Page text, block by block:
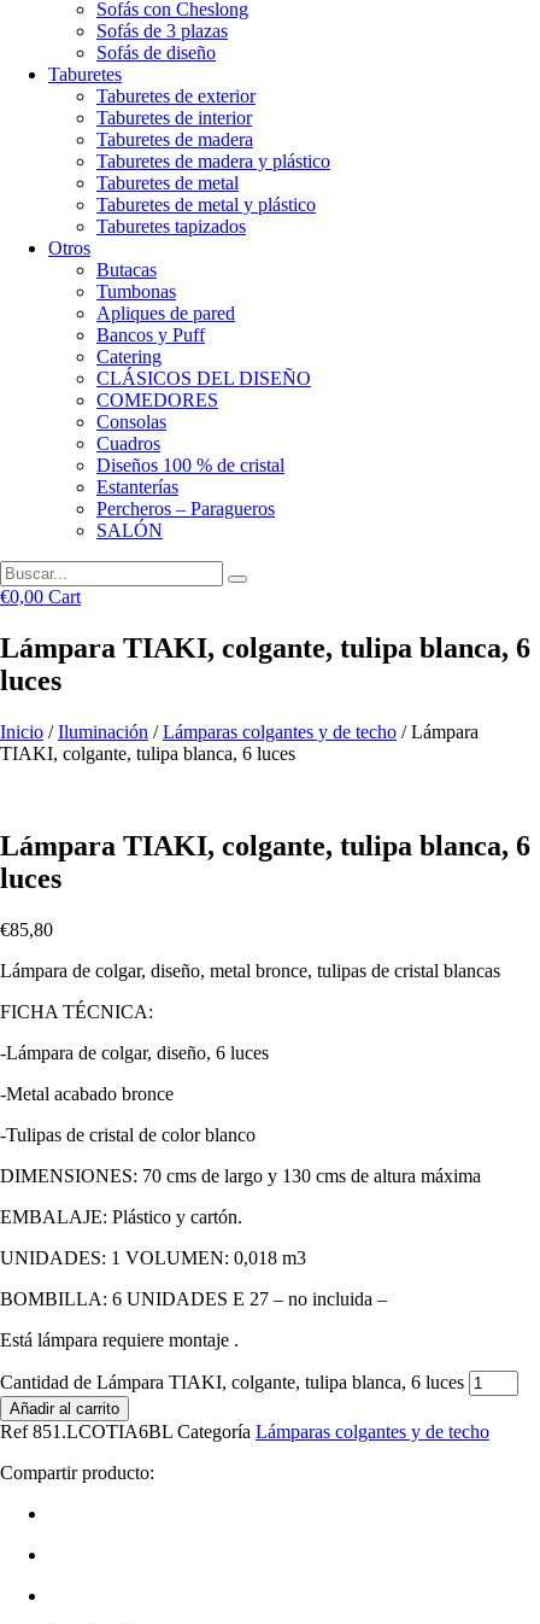
Sofás con Cheslong
Sofás de 3 plazas
Sofás de diseño
Taburetes
Taburetes de exterior
Taburetes de interior
Taburetes de madera
Taburetes de madera y plástico
Taburetes de metal
Taburetes de metal y plástico
Taburetes tapizados
Otros
Butacas
Tumbonas
Apliques de pared
Bancos y Puff
Catering
CLÁSICOS DEL DISEÑO
COMEDORES
Consolas
Cuadros
Diseños 100 % de cristal
Estanterías
Percheros – Paragueros
SALÓN
€0,00 Cart
Lámpara TIAKI, colgante, tulipa blanca, 6
luces
Inicio /Iluminación /Lámparas colgantes y de techo / Lámpara
TIAKI, colgante, tulipa blanca, 6 luces
Lámpara TIAKI, colgante, tulipa blanca, 6
luces
€85,80
Lámpara de colgar, diseño, metal bronce, tulipas de cristal blancas
FICHA TÉCNICA:
-Lámpara de colgar, diseño, 6 luces
-Metal acabado bronce
-Tulipas de cristal de color blanco
DIMENSIONES: 70 cms de largo y 130 cms de altura máxima
EMBALAJE: Plástico y cartón.
UNIDADES: 1 VOLUMEN: 0,018 m3
BOMBILLA: 6 UNIDADES E 27 – no incluida –
Está lámpara requiere montaje .
Cantidad de Lámpara TIAKI, colgante, tulipa blanca, 6 luces
Añadir al carrito
Ref 851.LCOTIA6BL Categoría Lámparas colgantes y de techo
Compartir producto: